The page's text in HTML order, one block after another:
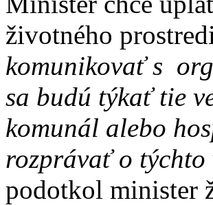
životného
komunikovať s
sa budú týkať tie
komunál alebo
rozprávať o
podotkol minister